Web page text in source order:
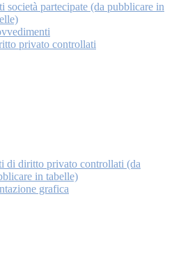
società partecipate (da pubblicare in
privato controllati
di diritto privato controllati (da
in tabelle)
grafica